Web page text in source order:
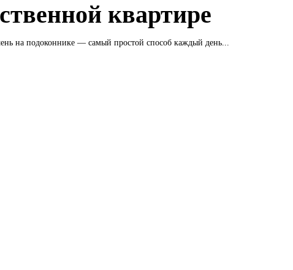
квартире
на подоконнике — самый простой способ каждый день...